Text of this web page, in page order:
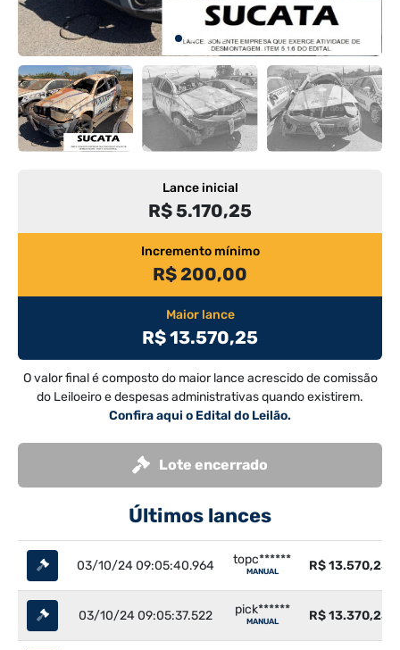
Lance inicial
R$ 5.170,25
Incremento mínimo
R$ 200,00
Maior lance
R$ 13.570,25
O valor final é composto do maior lance acrescido de comissão
do Leiloeiro e despesas administrativas quando existirem.
Confira aqui o Edital do Leilão.
Lote encerrado
Últimos lances
03/10/24 09:05:40.964 topc******
MANUAL R$ 13.570,25
03/10/24 09:05:37.522 pick******
MANUAL R$ 13.370,25